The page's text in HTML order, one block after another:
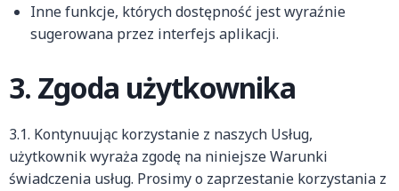
Inne funkcje, których dostępność jest wyraźnie
sugerowana przez interfejs aplikacji.
3. Zgoda użytkownika
3.1. Kontynuując korzystanie z naszych Usług,
użytkownik wyraża zgodę na niniejsze Warunki
świadczenia usług. Prosimy o zaprzestanie korzystania z